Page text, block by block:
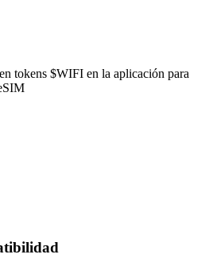
en tokens $WIFI en la aplicación para